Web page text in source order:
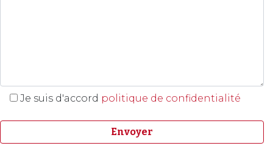
Je suis d'accord politique de confidentialité